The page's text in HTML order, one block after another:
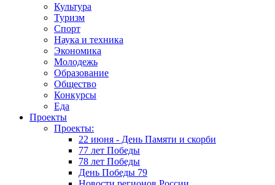
Культура
Туризм
Спорт
Наука и техника
Экономика
Молодежь
Образование
Общество
Конкурсы
Еда
Проекты
Проекты:
22 июня - День Памяти и скорби
77 лет Победы
78 лет Победы
День Победы 79